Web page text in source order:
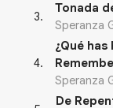
3.
Tonada
Speranza
4.
¿Qué has
Speranza
De